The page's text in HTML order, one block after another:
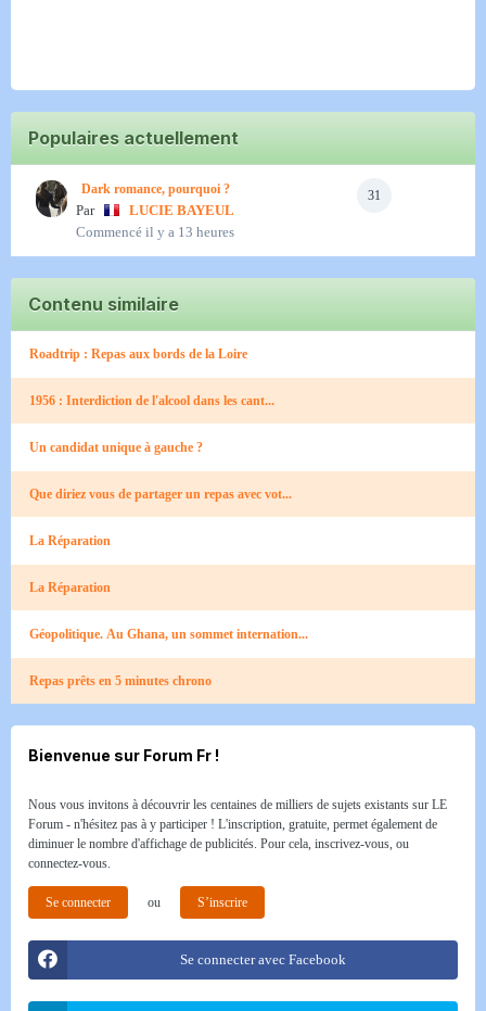
Populaires actuellement
31
Dark romance, pourquoi ?
Par
LUCIE BAYEUL
Commencé il y a 13 heures
Contenu similaire
Roadtrip : Repas aux bords de la Loire​
1956 : Interdiction de l'alcool dans les cant...
Un candidat unique à gauche ?
Que diriez vous de partager un repas avec vot...
La Réparation
La Réparation
Géopolitique. Au Ghana, un sommet internation...
Repas prêts en 5 minutes chrono
Bienvenue sur Forum Fr !
Nous vous invitons à découvrir les centaines de milliers de sujets existants sur LE
Forum - n'hésitez pas à y participer ! L'inscription, gratuite, permet également de
diminuer le nombre d'affichage de publicités. Pour cela, inscrivez-vous, ou
connectez-vous.
Se connecter ou S’inscrire
Se connecter avec Facebook